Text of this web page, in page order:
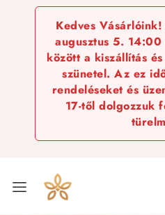
Kedves
augusztus 5. 14:00
között a kiszállítás
szünetel. Az ez
rendeléseket és
17-től dolgozzuk